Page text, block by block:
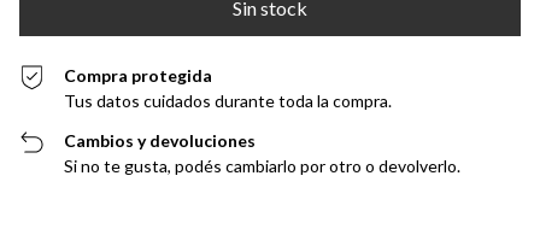
Compra protegida
Tus datos cuidados durante toda la compra.
Cambios y devoluciones
Si no te gusta, podés cambiarlo por otro o devolverlo.